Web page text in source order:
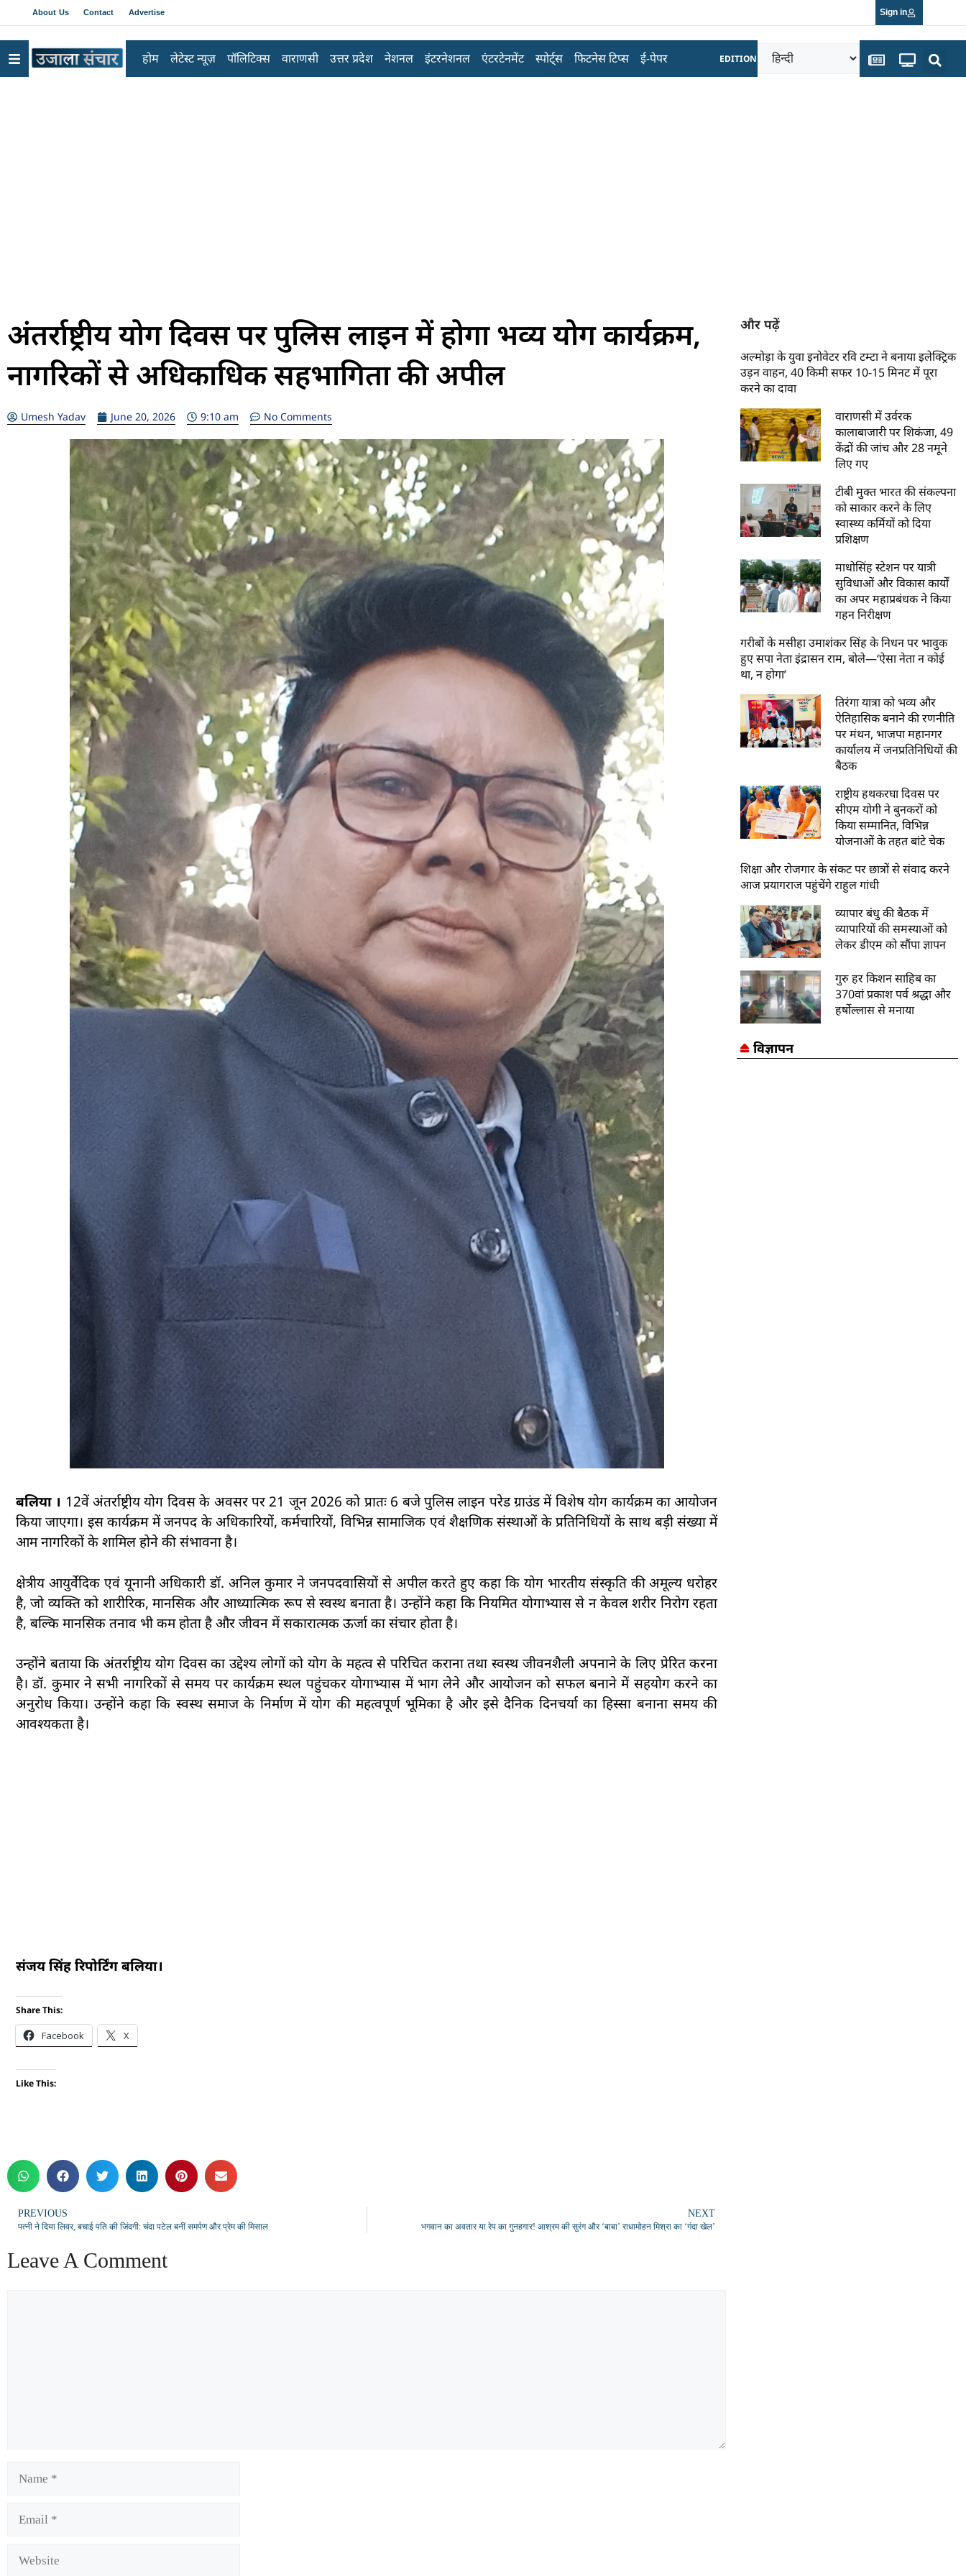
About Us Contact Advertise Sign in
होम लेटेस्ट न्यूज़ पॉलिटिक्स वाराणसी उत्तर प्रदेश नेशनल इंटरनेशनल एंटरटेनमेंट स्पोर्ट्स फिटनेस टिप्स ई-पेपर EDITION
अंतर्राष्ट्रीय योग दिवस पर पुलिस लाइन में होगा भव्य योग कार्यक्रम,
नागरिकों से अधिकाधिक सहभागिता की अपील
Umesh Yadav June 20, 2026 9:10 am No Comments
बलिया । 12वें अंतर्राष्ट्रीय योग दिवस के अवसर पर 21 जून 2026 को प्रातः 6 बजे पुलिस लाइन परेड ग्राउंड में विशेष योग कार्यक्रम का आयोजन
किया जाएगा। इस कार्यक्रम में जनपद के अधिकारियों, कर्मचारियों, विभिन्न सामाजिक एवं शैक्षणिक संस्थाओं के प्रतिनिधियों के साथ बड़ी संख्या में
आम नागरिकों के शामिल होने की संभावना है।
क्षेत्रीय आयुर्वेदिक एवं यूनानी अधिकारी डॉ. अनिल कुमार ने जनपदवासियों से अपील करते हुए कहा कि योग भारतीय संस्कृति की अमूल्य धरोहर
है, जो व्यक्ति को शारीरिक, मानसिक और आध्यात्मिक रूप से स्वस्थ बनाता है। उन्होंने कहा कि नियमित योगाभ्यास से न केवल शरीर निरोग रहता
है, बल्कि मानसिक तनाव भी कम होता है और जीवन में सकारात्मक ऊर्जा का संचार होता है।
उन्होंने बताया कि अंतर्राष्ट्रीय योग दिवस का उद्देश्य लोगों को योग के महत्व से परिचित कराना तथा स्वस्थ जीवनशैली अपनाने के लिए प्रेरित करना
है। डॉ. कुमार ने सभी नागरिकों से समय पर कार्यक्रम स्थल पहुंचकर योगाभ्यास में भाग लेने और आयोजन को सफल बनाने में सहयोग करने का
अनुरोध किया। उन्होंने कहा कि स्वस्थ समाज के निर्माण में योग की महत्वपूर्ण भूमिका है और इसे दैनिक दिनचर्या का हिस्सा बनाना समय की
आवश्यकता है।
संजय सिंह रिपोर्टिंग बलिया।
Share This:
Facebook X
Like This:
PREVIOUS
पत्नी ने दिया लिवर, बचाई पति की जिंदगी: चंदा पटेल बनीं समर्पण और प्रेम की मिसाल
NEXT
भगवान का अवतार या रेप का गुनहगार! आश्रम की सुरंग और ‘बाबा’ राधामोहन मिश्रा का ‘गंदा खेल’
Leave A Comment
और पढ़ें
अल्मोड़ा के युवा इनोवेटर रवि टम्टा ने बनाया इलेक्ट्रिक
उड़न वाहन, 40 किमी सफर 10-15 मिनट में पूरा
करने का दावा
वाराणसी में उर्वरक
कालाबाजारी पर शिकंजा, 49
केंद्रों की जांच और 28 नमूने
लिए गए
टीबी मुक्त भारत की संकल्पना
को साकार करने के लिए
स्वास्थ्य कर्मियों को दिया
प्रशिक्षण
माधोसिंह स्टेशन पर यात्री
सुविधाओं और विकास कार्यों
का अपर महाप्रबंधक ने किया
गहन निरीक्षण
गरीबों के मसीहा उमाशंकर सिंह के निधन पर भावुक
हुए सपा नेता इंद्रासन राम, बोले—‘ऐसा नेता न कोई
था, न होगा’
तिरंगा यात्रा को भव्य और
ऐतिहासिक बनाने की रणनीति
पर मंथन, भाजपा महानगर
कार्यालय में जनप्रतिनिधियों की
बैठक
राष्ट्रीय हथकरघा दिवस पर
सीएम योगी ने बुनकरों को
किया सम्मानित, विभिन्न
योजनाओं के तहत बांटे चेक
शिक्षा और रोजगार के संकट पर छात्रों से संवाद करने
आज प्रयागराज पहुंचेंगे राहुल गांधी
व्यापार बंधु की बैठक में
व्यापारियों की समस्याओं को
लेकर डीएम को सौंपा ज्ञापन
गुरु हर किशन साहिब का
370वां प्रकाश पर्व श्रद्धा और
हर्षोल्लास से मनाया
विज्ञापन